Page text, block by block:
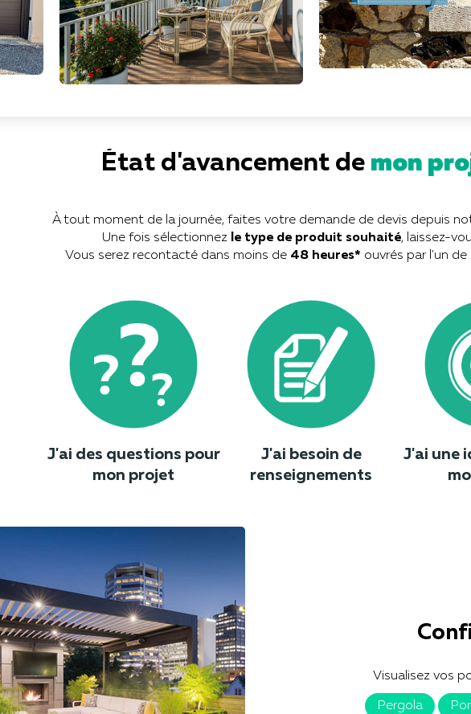
État d'avancement de mon
À tout moment de la journée, faites votre demande de devis depuis
Une fois sélectionnez le type de produit souhaité, laissez-
Vous serez recontacté dans moins de 48 heures* ouvrés par l'un de
J'ai des questions pour
mon projet
J'ai besoin de
renseignements
J'ai une
Visualisez vos
Pergola